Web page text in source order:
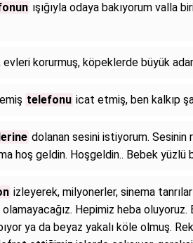
ışığıyla odaya bakıyorum valla
evleri korurmuş, köpeklerde büyük
telefonu icat etmiş, ben kalkıp
dolanan sesini istiyorum. Sesinin
hoş geldin. Hoşgeldin.. Bebek yüzlü
izleyerek, milyonerler, sinema
olamayacağız. Hepimiz heba
ya da beyaz yakalı köle olmuş.